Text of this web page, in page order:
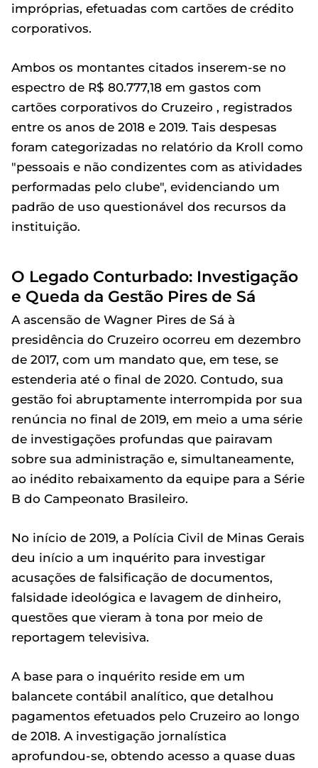
impróprias, efetuadas com cartões de crédito
corporativos.
Ambos os montantes citados inserem-se no
espectro de R$ 80.777,18 em gastos com
cartões corporativos do Cruzeiro , registrados
entre os anos de 2018 e 2019. Tais despesas
foram categorizadas no relatório da Kroll como
"pessoais e não condizentes com as atividades
performadas pelo clube", evidenciando um
padrão de uso questionável dos recursos da
instituição.
O Legado Conturbado: Investigação
e Queda da Gestão Pires de Sá
A ascensão de Wagner Pires de Sá à
presidência do Cruzeiro ocorreu em dezembro
de 2017, com um mandato que, em tese, se
estenderia até o final de 2020. Contudo, sua
gestão foi abruptamente interrompida por sua
renúncia no final de 2019, em meio a uma série
de investigações profundas que pairavam
sobre sua administração e, simultaneamente,
ao inédito rebaixamento da equipe para a Série
B do Campeonato Brasileiro.
No início de 2019, a Polícia Civil de Minas Gerais
deu início a um inquérito para investigar
acusações de falsificação de documentos,
falsidade ideológica e lavagem de dinheiro,
questões que vieram à tona por meio de
reportagem televisiva.
A base para o inquérito reside em um
balancete contábil analítico, que detalhou
pagamentos efetuados pelo Cruzeiro ao longo
de 2018. A investigação jornalística
aprofundou-se, obtendo acesso a quase duas